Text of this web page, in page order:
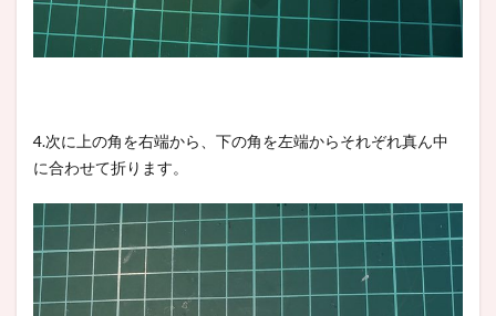
4.次に上の角を右端から、下の角を左端からそれぞれ真ん中
に合わせて折ります。